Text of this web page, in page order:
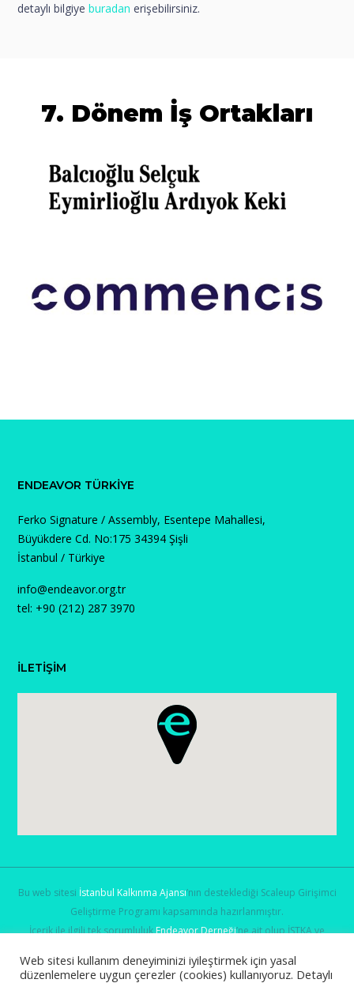
detaylı bilgiyeburadan erişebilirsiniz.
7. Dönem İş Ortakları
ENDEAVOR TÜRKIYE
Ferko Signature / Assembly, Esentepe Mahallesi,
Büyükdere Cd. No:175 34394 Şişli
İstanbul / Türkiye
info@endeavor.org.tr
tel: +90 (212) 287 3970
İLETİŞİM
Bu web sitesi İstanbul Kalkınma Ajansı’nın desteklediği Scaleup Girişimci
Geliştirme Programı kapsamında hazırlanmıştır.
İçerik ile ilgili tek sorumlulukEndeavor Derneği’ne ait olup İSTKA ve
Web sitesi kullanım deneyiminizi iyileştirmek için yasal
düzenlemelere uygun çerezler (cookies) kullanıyoruz. Detaylı